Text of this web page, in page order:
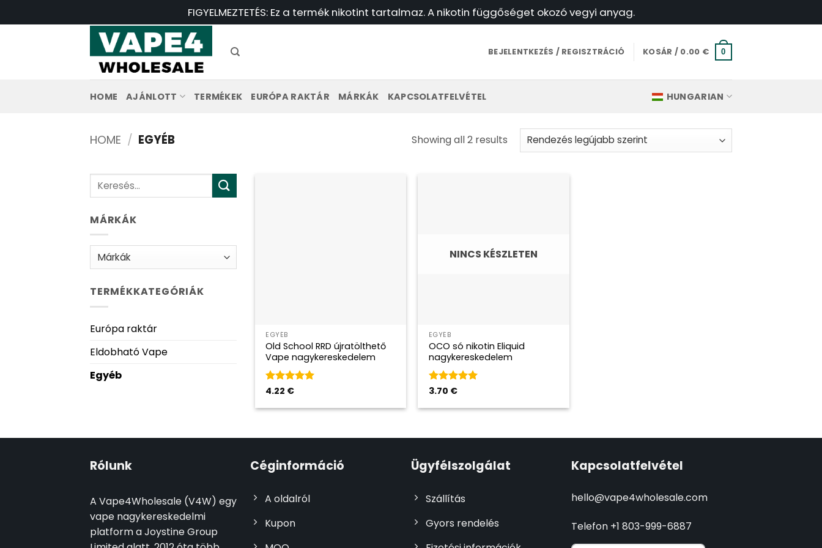
a
FIGYELMEZTETÉS: Ez a termék nikotint tartalmaz. A nikotin függőséget okozó vegyi anyag.
BEJELENTKEZÉS / REGISZTRÁCIÓ KOSÁR / 0.00 € 0
HOME AJÁNLOTT TERMÉKEK EURÓPA RAKTÁR MÁRKÁK KAPCSOLATFELVÉTEL HUNGARIAN
HOME / EGYÉB Showing all 2 resultsLegújabb
szerint
Keresés:
MÁRKÁK
TERMÉKKATEGÓRIÁK
Európa raktár
Eldobható Vape
Egyéb
EGYÉB
Old School RRD újratölthető
Vape nagykereskedelem
Kategória
4.22 €
NINCS KÉSZLETEN
EGYÉB
OCO só nikotin Eliquid
nagykereskedelem
Kategória
3.70 €
Rólunk
A Vape4Wholesale (V4W) egy
vape nagykereskedelmi
platform a Joystine Group
Céginformáció
A oldalról
Kupon
Ügyfélszolgálat
Szállítás
Gyors rendelés
Kapcsolatfelvétel
hello@vape4wholesale.com
Telefon +1 803-999-6887